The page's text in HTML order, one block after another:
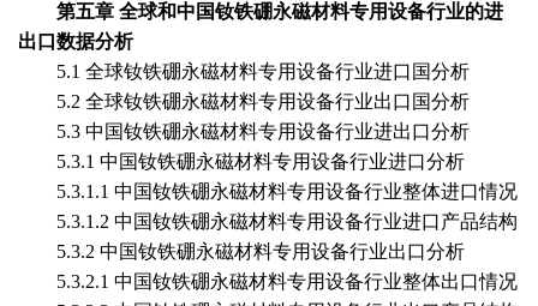
第五章 全球和中国钕铁硼永磁材料专用设备行业的进
出口数据分析
5.1 全球钕铁硼永磁材料专用设备行业进口国分析
5.2 全球钕铁硼永磁材料专用设备行业出口国分析
5.3 中国钕铁硼永磁材料专用设备行业进出口分析
5.3.1 中国钕铁硼永磁材料专用设备行业进口分析
5.3.1.1 中国钕铁硼永磁材料专用设备行业整体进口情况
5.3.1.2 中国钕铁硼永磁材料专用设备行业进口产品结构
5.3.2 中国钕铁硼永磁材料专用设备行业出口分析
5.3.2.1 中国钕铁硼永磁材料专用设备行业整体出口情况